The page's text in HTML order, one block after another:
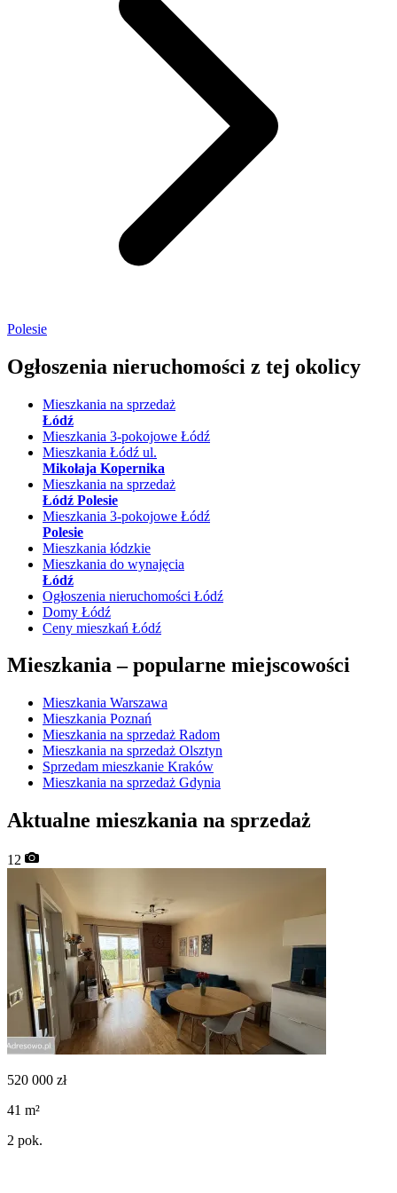
Polesie
Ogłoszenia nieruchomości z tej okolicy
Mieszkania na sprzedaż
Łódź
Mieszkania 3-pokojowe Łódź
Mieszkania Łódź ul.
Mikołaja Kopernika
Mieszkania na sprzedaż
Łódź Polesie
Mieszkania 3-pokojowe Łódź
Polesie
Mieszkania łódzkie
Mieszkania do wynajęcia
Łódź
Ogłoszenia nieruchomości Łódź
Domy Łódź
Ceny mieszkań Łódź
Mieszkania –popularne miejscowości
Mieszkania Warszawa
Mieszkania Poznań
Mieszkania na sprzedaż Radom
Mieszkania na sprzedaż Olsztyn
Sprzedam mieszkanie Kraków
Mieszkania na sprzedaż Gdynia
Aktualne mieszkania na sprzedaż
12
520 000 zł
41 m²
2 pok.